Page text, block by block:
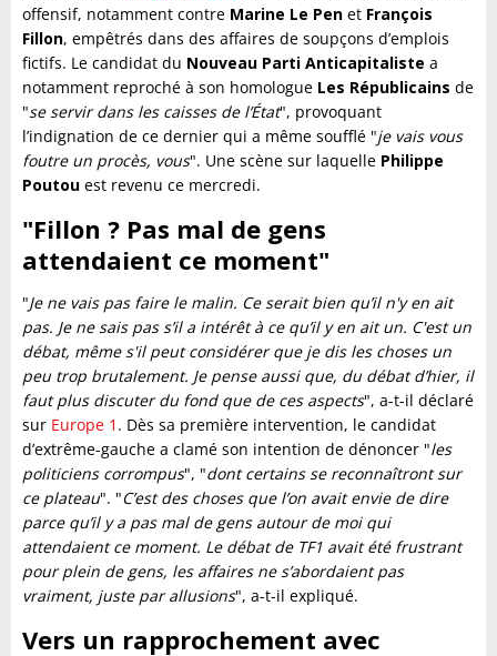
offensif, notamment contre Marine Le Pen et François
Fillon, empêtrés dans des affaires de soupçons d’emplois
fictifs. Le candidat du Nouveau Parti Anticapitaliste a
notamment reproché à son homologue Les Républicains de
"se servir dans les caisses de l’État", provoquant
l’indignation de ce dernier qui a même soufflé "je vais vous
foutre un procès, vous". Une scène sur laquelle Philippe
Poutou est revenu ce mercredi.
"Fillon ? Pas mal de gens
attendaient ce moment"
"Je ne vais pas faire le malin. Ce serait bien qu’il n'y en ait
pas. Je ne sais pas s’il a intérêt à ce qu’il y en ait un. C'est un
débat, même s'il peut considérer que je dis les choses un
peu trop brutalement. Je pense aussi que, du débat d’hier, il
faut plus discuter du fond que de ces aspects", a-t-il déclaré
sur Europe 1 . Dès sa première intervention, le candidat
d’extrême-gauche a clamé son intention de dénoncer "les
politiciens corrompus", "dont certains se reconnaîtront sur
ce plateau". "C’est des choses que l’on avait envie de dire
parce qu’il y a pas mal de gens autour de moi qui
attendaient ce moment. Le débat de TF1 avait été frustrant
pour plein de gens, les affaires ne s’abordaient pas
vraiment, juste par allusions", a-t-il expliqué.
Vers un rapprochement avec